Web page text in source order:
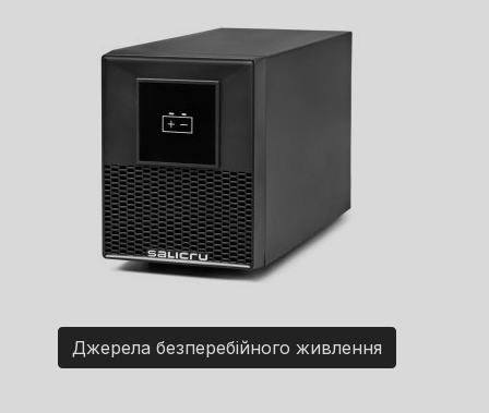
Джерела безперебійного живлення